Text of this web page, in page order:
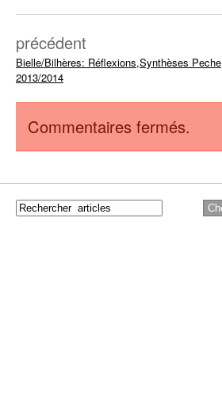
précédent
Bielle/Bilhères: Réflexions,Synthèses Peche
2013/2014
Commentaires fermés.